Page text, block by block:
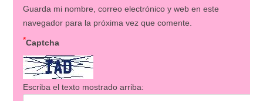
Guarda mi nombre, correo electrónico y web en este
navegador para la próxima vez que comente.
Captcha
*
Escriba el texto mostrado arriba: